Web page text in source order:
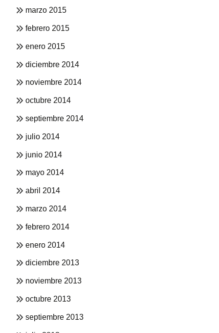
marzo 2015
febrero 2015
enero 2015
diciembre 2014
noviembre 2014
octubre 2014
septiembre 2014
julio 2014
junio 2014
mayo 2014
abril 2014
marzo 2014
febrero 2014
enero 2014
diciembre 2013
noviembre 2013
octubre 2013
septiembre 2013